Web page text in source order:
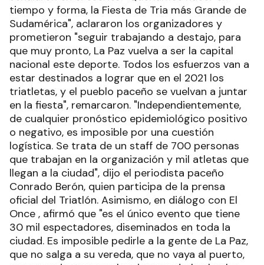
tiempo y forma, la Fiesta de Tria más Grande de
Sudamérica", aclararon los organizadores y
prometieron "seguir trabajando a destajo, para
que muy pronto, La Paz vuelva a ser la capital
nacional este deporte. Todos los esfuerzos van a
estar destinados a lograr que en el 2021 los
triatletas, y el pueblo paceño se vuelvan a juntar
en la fiesta", remarcaron. "Independientemente,
de cualquier pronóstico epidemiológico positivo
o negativo, es imposible por una cuestión
logística. Se trata de un staff de 700 personas
que trabajan en la organización y mil atletas que
llegan a la ciudad", dijo el periodista paceño
Conrado Berón, quien participa de la prensa
oficial del Triatlón. Asimismo, en diálogo con El
Once , afirmó que "es el único evento que tiene
30 mil espectadores, diseminados en toda la
ciudad. Es imposible pedirle a la gente de La Paz,
que no salga a su vereda, que no vaya al puerto,